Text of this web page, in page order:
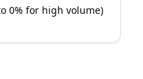
0% for high volume)